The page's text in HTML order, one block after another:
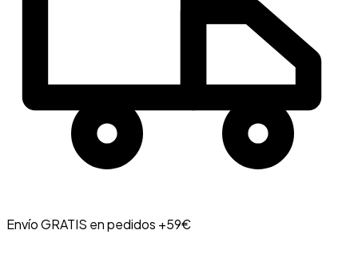
Envío GRATIS en pedidos +59€